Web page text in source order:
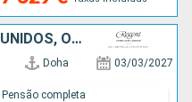
QATAR, EMIRATOS ÁRABES UNIDOS, OMÃ, ARABIA SAUDITA, JORDÂNIA, EGITO, ISRAEL, GRÉCIA, ITÁLIA
Doha 03/03/2027
Pensão completa